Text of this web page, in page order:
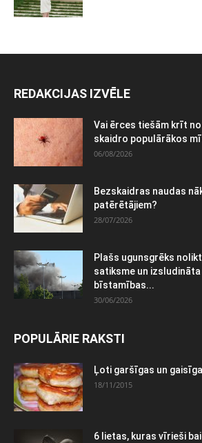
REDAKCIJAS IZVĒLE
Vai ērces tiešām krīt
skaidro populārākos
06/08/2026
Bezskaidras naudas
patērētājiem?
28/07/2026
Plašs ugunsgrēks
satiksme un
bīstamības...
30/06/2026
POPULĀRIE RAKSTI
Ļoti garšīgas un
18/11/2015
6 lietas, kuras vīrieši